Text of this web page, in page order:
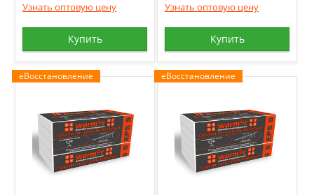
Узнать оптовую цену
Купить
Узнать оптовую цену
Купить
еВосстановление еВосстановление